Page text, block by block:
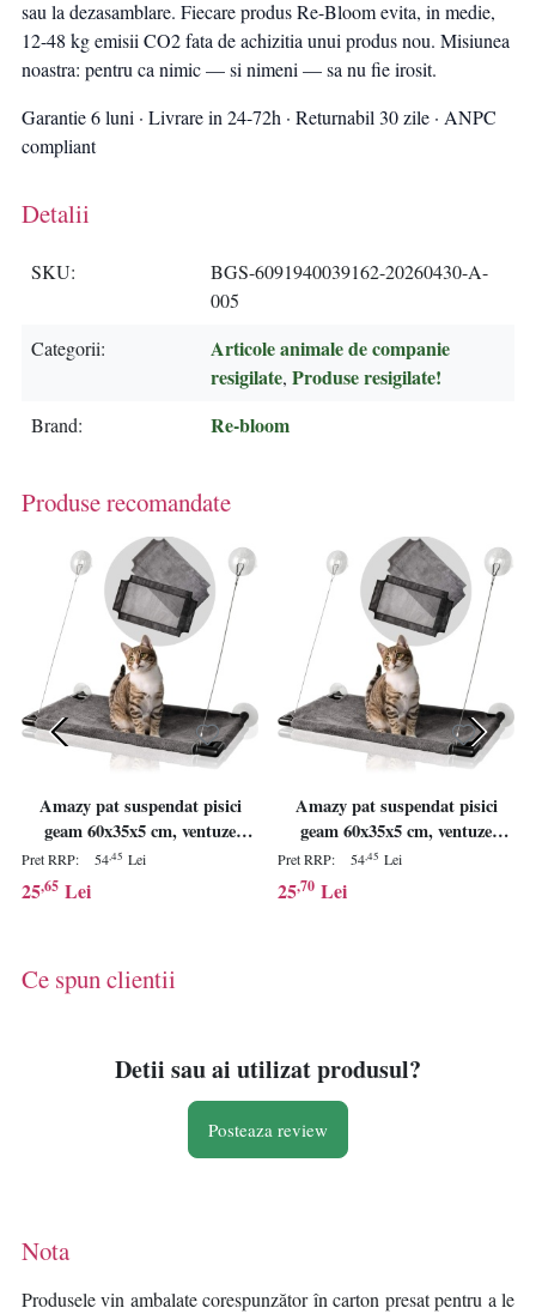
sau la dezasamblare. Fiecare produs Re-Bloom evita, in medie,
12-48 kg emisii CO2 fata de achizitia unui produs nou. Misiunea
noastra: pentru ca nimic — si nimeni — sa nu fie irosit.
Garantie 6 luni · Livrare in 24-72h · Returnabil 30 zile · ANPC
compliant
Detalii
SKU
BGS-6091940039162-20260430-A-
005
Categorii
Articole animale de companie
resigilate, Produse resigilate!
Brand Re-bloom
Produse recomandate
Amazy pat suspendat pisici
geam 60x35x5 cm, ventuze
puternice 30 kg, husa plus
lavabila, jucarie pene inclusa -
Verificat A · Re-Bloom
Pret RRP: 54,45 Lei
25,65 Lei
Amazy pat suspendat pisici
geam 60x35x5 cm, ventuze
puternice 30 kg, husa plus
lavabila, jucarie pene inclusa -
Verificat A · Re-Bloom
Pret RRP: 54,45 Lei
25,70 Lei
Ce spun clientii
Detii sau ai utilizat produsul?
Posteaza review
Nota
Produsele vin ambalate corespunzător în carton presat pentru a le